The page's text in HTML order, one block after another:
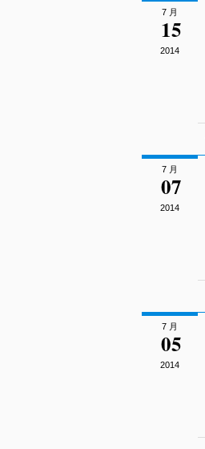
7 月
15
2014
7 月
07
2014
7 月
05
2014